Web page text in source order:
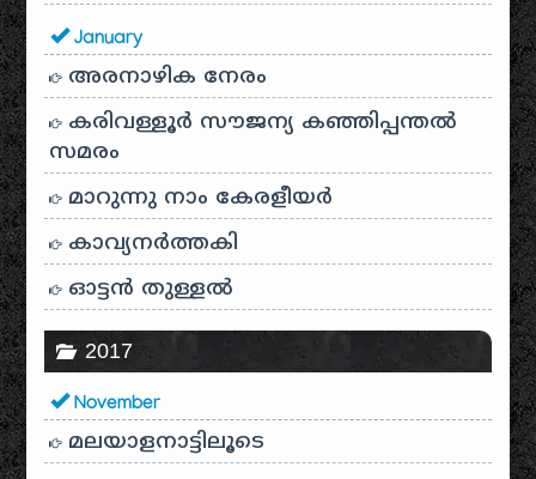
January
അരനാഴിക നേരം
കരിവള്ളൂർ സൗജന്യ കഞ്ഞിപ്പന്തൽ
സമരം
മാറുന്നു നാം കേരളീയർ
കാവ്യനര്‍ത്തകി
ഓട്ടൻ തുള്ളൽ
2017
November
മലയാളനാട്ടിലൂടെ